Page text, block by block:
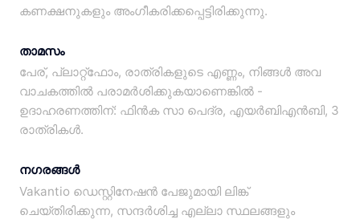
കണക്ഷനുകളും അംഗീകരിക്കപ്പെട്ടിരിക്കുന്നു.
താമസം
പേര്, പ്ലാറ്റ്‌ഫോം, രാത്രികളുടെ എണ്ണം, നിങ്ങൾ അവ
വാചകത്തിൽ പരാമർശിക്കുകയാണെങ്കിൽ -
ഉദാഹരണത്തിന്: ഫിൻക സാ പെദ്ര, എയർബിഎൻബി, 3
രാത്രികൾ.
നഗരങ്ങൾ
Vakantio ഡെസ്റ്റിനേഷൻ പേജുമായി ലിങ്ക്
ചെയ്‌തിരിക്കുന്ന, സന്ദർശിച്ച എല്ലാ സ്ഥലങ്ങളും